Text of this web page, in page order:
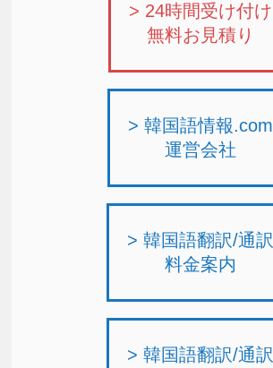
> 24時間受け付け
無料お見積り
> 韓国語情報.com
運営会社
> 韓国語翻訳/通訳
料金案内
> 韓国語翻訳/通訳